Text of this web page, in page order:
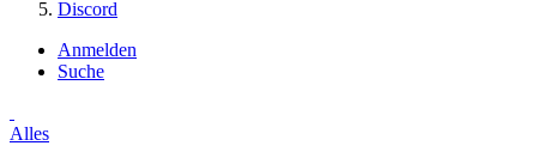
Discord
Anmelden
Suche
Alles